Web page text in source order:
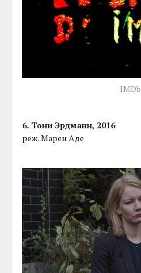
IMDb
6. Тони Эрдманн, 2016
реж. Марен Аде